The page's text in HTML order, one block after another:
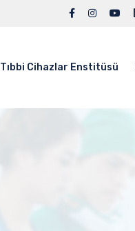
Tıbbi Cihazlar Enstitüsü